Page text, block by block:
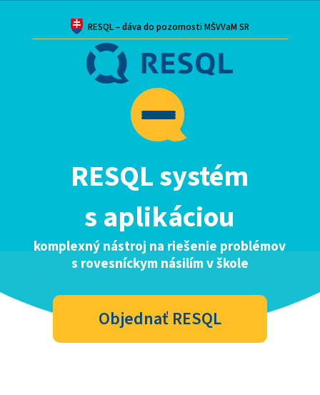
RESQL – dáva do pozornosti MŠVVaM SR
RESQL systém
s aplikáciou
komplexný nástroj na riešenie problémov
s rovesníckym násilím v škole
Objednať RESQL